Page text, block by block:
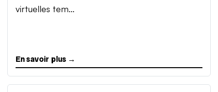
virtuelles tem...
En savoir plus →